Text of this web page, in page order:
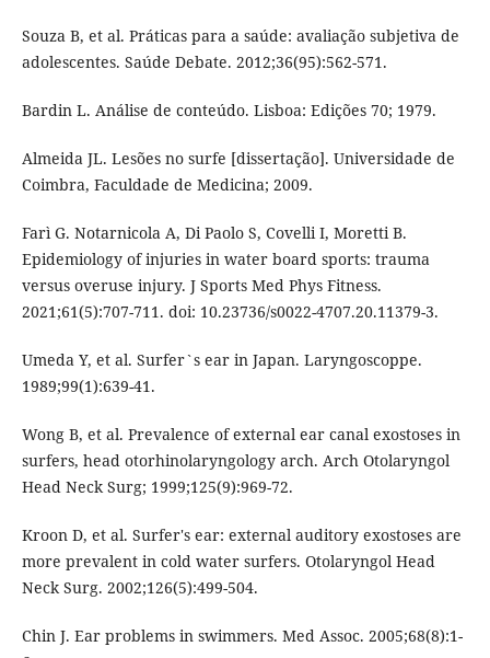
Souza B, et al. Práticas para a saúde: avaliação subjetiva de
adolescentes. Saúde Debate. 2012;36(95):562-571.
Bardin L. Análise de conteúdo. Lisboa: Edições 70; 1979.
Almeida JL. Lesões no surfe [dissertação]. Universidade de
Coimbra, Faculdade de Medicina; 2009.
Farì G. Notarnicola A, Di Paolo S, Covelli I, Moretti B.
Epidemiology of injuries in water board sports: trauma
versus overuse injury. J Sports Med Phys Fitness.
2021;61(5):707-711. doi: 10.23736/s0022-4707.20.11379-3.
Umeda Y, et al. Surfer`s ear in Japan. Laryngoscoppe.
1989;99(1):639-41.
Wong B, et al. Prevalence of external ear canal exostoses in
surfers, head otorhinolaryngology arch. Arch Otolaryngol
Head Neck Surg; 1999;125(9):969-72.
Kroon D, et al. Surfer's ear: external auditory exostoses are
more prevalent in cold water surfers. Otolaryngol Head
Neck Surg. 2002;126(5):499-504.
Chin J. Ear problems in swimmers. Med Assoc. 2005;68(8):1-